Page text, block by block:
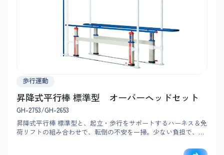
歩行運動
昇降式平行棒 標準型 オーバーヘッドセット
GH-2753/GH-2653
昇降式平行棒 標準型と、起立・歩行をサポートするハーネス＆免
荷リフトの組み合わせで、転倒の不安を一掃。少ない負担で、ひ